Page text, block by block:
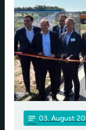
notes 03. August